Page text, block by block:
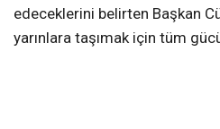
edeceklerini belirten Başkan
yarınlara taşımak için tüm